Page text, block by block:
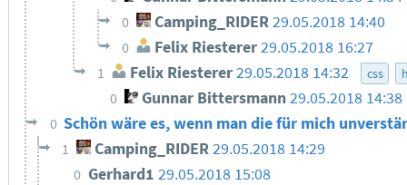
0 Camping_RIDER 29.05.2018 14:40
0 Felix Riesterer 29.05.2018 16:27
1 Felix Riesterer29.05.2018 14:32 css
0 Gunnar Bittersmann29.05.2018 14:38
0 Schön wäre es, wenn man die für mich
1 Camping_RIDER 29.05.2018 14:29
0 Gerhard1 29.05.2018 15:08